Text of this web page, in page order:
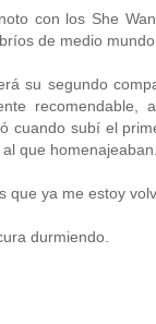
con los She
de medio mundo.
su segundo
recomendable,
cuando subí el
que
que ya me estoy
durmiendo.